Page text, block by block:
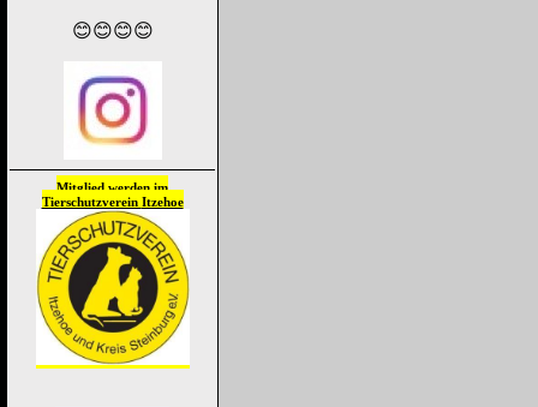
😊😊😊😊
Mitglied werden im
Tierschutzverein Itzehoe